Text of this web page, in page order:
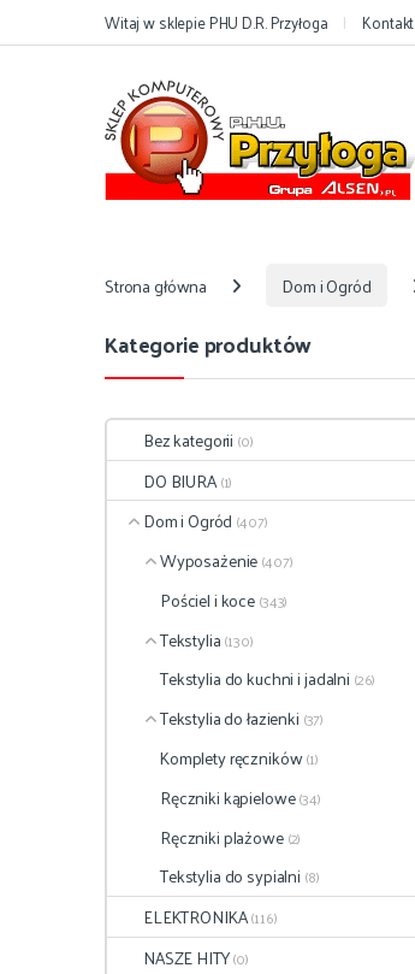
Przejdź do nawigacji
Przejdź do treściWitaj w sklepie PHU D.R. Przyłoga Kontakt
Strona główna Dom i Ogród
Kategorie produktów
Bez kategorii (0)
DO BIURA(1)
Dom i Ogród (407)
Wyposażenie(407)
Pościel i koce(343)
Tekstylia(130)
Tekstylia do kuchni i jadalni (26)
Tekstylia do łazienki (37)
Komplety ręczników(1)
Ręczniki kąpielowe(34)
Ręczniki plażowe(2)
Tekstylia do sypialni (8)
ELEKTRONIKA(116)
NASZE HITY(0)